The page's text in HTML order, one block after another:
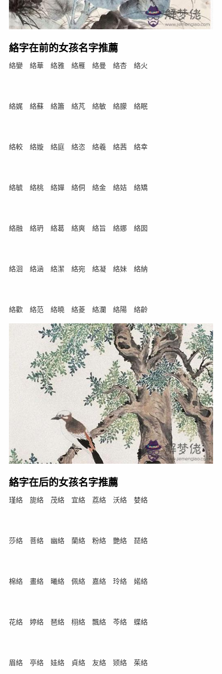
絡字在前的女孩名字推薦
絡孌 絡華 絡雅 絡雁 絡曼 絡杏 絡火
絡娓 絡蘇 絡簫 絡芃 絡敏 絡朦 絡眠
絡較 絡嫙 絡庭 絡恣 絡羲 絡茜 絡幸
絡毓 絡桃 絡嬋 絡侗 絡金 絡姞 絡矯
絡融 絡玬 絡葛 絡爽 絡旨 絡娜 絡囡
絡洄 絡涵 絡潔 絡宛 絡凝 絡妹 絡納
絡歡 絡范 絡曉 絡菱 絡瀾 絡陽 絡齡
絡字在后的女孩名字推薦
瑾絡 旎絡 茂絡 宜絡 荔絡 沃絡 婪絡
莎絡 菩絡 幽絡 蘭絡 粉絡 艷絡 琵絡
棉絡 畫絡 曦絡 佩絡 嘉絡 玲絡 婼絡
花絡 婷絡 琶絡 栩絡 飄絡 芩絡 蝶絡
眉絡 亭絡 娃絡 貞絡 友絡 颎絡 茱絡